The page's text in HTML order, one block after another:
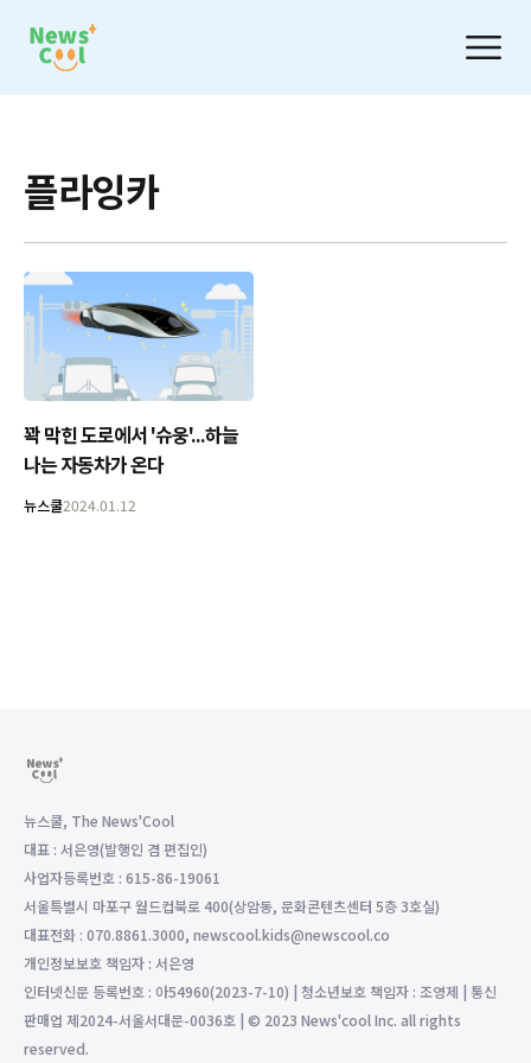
플라잉카
꽉 막힌 도로에서 '슈웅'...하늘
나는 자동차가 온다
뉴스쿨2024.01.12
뉴스쿨, The News'Cool
대표 : 서은영(발행인 겸 편집인)
사업자등록번호 : 615-86-19061
서울특별시 마포구 월드컵북로 400(상암동, 문화콘텐츠센터 5층 3호실)
대표전화 : 070.8861.3000, newscool.kids@newscool.co
개인정보보호 책임자 : 서은영
인터넷신문 등록번호 : 아54960(2023-7-10) | 청소년보호 책임자 : 조영제 | 통신
판매업 제2024-서울서대문-0036호 | © 2023 News'cool Inc. all rights
reserved.